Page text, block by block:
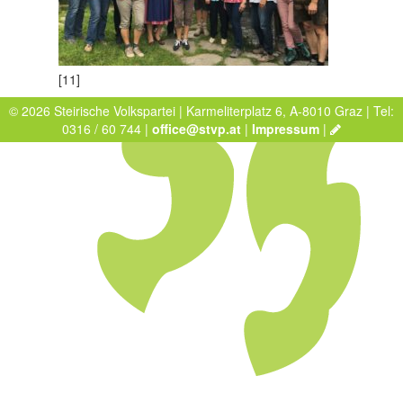
[11]
© 2026 Steirische Volkspartei | Karmeliterplatz 6, A-8010 Graz | Tel:
0316 / 60 744 | office@stvp.at | Impressum |